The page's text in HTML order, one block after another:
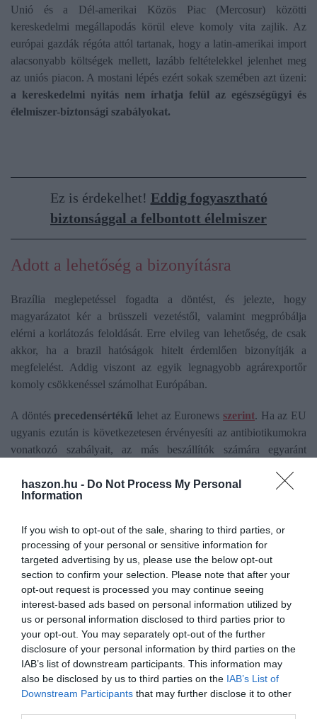
haszon.hu - Do Not Process My Personal
Information
If you wish to opt-out of the sale, sharing to third parties, or
processing of your personal or sensitive information for
targeted advertising by us, please use the below opt-out
section to confirm your selection. Please note that after your
opt-out request is processed you may continue seeing
interest-based ads based on personal information utilized by
us or personal information disclosed to third parties prior to
your opt-out. You may separately opt-out of the further
disclosure of your personal information by third parties on the
IAB’s list of downstream participants. This information may
also be disclosed by us to third parties on the IAB’s List of
Downstream Participants that may further disclose it to other
Unió és a Dél-amerikai Közös Piac (Mercosur) közötti
kereskedelmi megállapodás körül eleve komoly vita zajlik. Az
európai gazdák régóta attól tartanak, hogy a latin-amerikai import
alacsonyabb költségek mellett, lazább feltételekkel jelenhet meg
az uniós piacon. A mostani lépés ezért sokak szemében azt üzeni:
a kereskedelmi nyitás nem írhatja felül az egészségügyi és
élelmiszer-biztonsági szabályokat.
Ez is érdekelhet! Eddig fogyasztható
biztonsággal a felbontott élelmiszer
Adott a lehetőség a bizonyításra
Brazília meglepetéssel fogadta a döntést, és jelezte, hogy
magyarázatot kér a brüsszeli vezetéstől, valamint megpróbálja
elérni a korlátozás feloldását. Erre elvileg van lehetőség, de csak
akkor, ha a brazil hatóságok hitelt érdemlően bizonyítják a
megfelelést. Addig viszont az egyik legnagyobb agrárexportőr
komoly csökkenéssel számolhat Európában.
A döntésprecedensértékű lehet az Euronewsszerint. Ha az EU
ugyanis ezután is következetesen érvényesíti az antibiotikumokra
vonatkozó szabályait, az más beszállítók számára egyaránt
mennyiségben termelni,az uniós egészségügyi garanciákat is
teljesíteni kell.
Olvasd el ezt is!
Meghökkentő, mi mindenre használják a húsipari
maradékot
Itt a lista, ezeket lopják legtöbbet az európai
élelmiszerboltokból
Óvakodj ezektől az élelmiszerektől, komoly bajokat
okoznak